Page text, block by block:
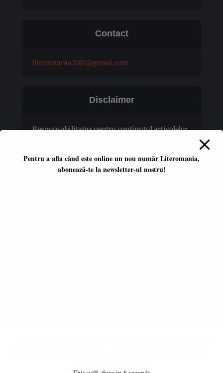
Contact
literomania2017@gmail.com
Disclaimer
Responsabilitatea pentru conţinutul articolelor
Pentru a afla când este online un nou număr Literomania,
abonează-te la newsletter-ul nostru!